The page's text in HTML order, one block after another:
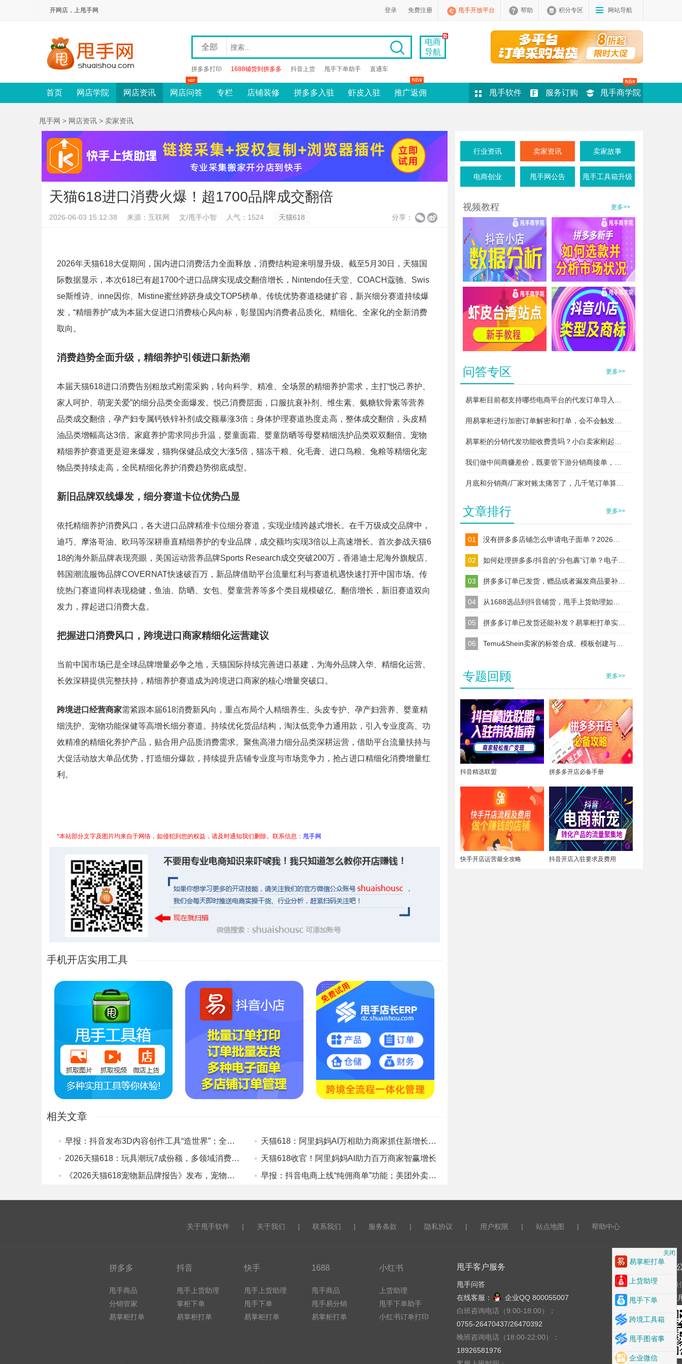
开网店，上甩手网 登录 免费注册 甩手开放平台 帮助 积分专区 网站导航
全部
拼多多打印 1688铺货到拼多多 抖音上货 甩手下单助手 直通车
电商
导航
首页 网店学院 网店资讯 网店问答 专栏 店铺装修 拼多多入驻 虾皮入驻 推广返佣 甩手软件 服务订购 甩手商学院
甩手网 > 网店资讯 > 卖家资讯
天猫618进口消费火爆！超1700品牌成交翻倍
2026-06-03 15:12:38 来源：互联网 文/甩手小智 人气：1524 天猫618 分享：
2026年天猫618大促期间，国内进口消费活力全面释放，消费结构迎来明显升级。截至5月30日，天猫国
际数据显示，本次618已有超1700个进口品牌实现成交翻倍增长，Nintendo任天堂、COACH蔻驰、Swis
se斯维诗、inne因你、Mistine蜜丝婷跻身成交TOP5榜单。传统优势赛道稳健扩容，新兴细分赛道持续爆
发，“精细养护”成为本届大促进口消费核心风向标，彰显国内消费者品质化、精细化、全家化的全新消费
取向。
消费趋势全面升级，精细养护引领进口新热潮
本届天猫618进口消费告别粗放式刚需采购，转向科学、精准、全场景的精细养护需求，主打“悦己养护、
家人呵护、萌宠关爱”的细分品类全面爆发。悦己消费层面，口服抗衰补剂、维生素、氨糖软骨素等营养
品类成交翻倍，孕产妇专属钙铁锌补剂成交额暴涨3倍；身体护理赛道热度走高，整体成交翻倍，头皮精
油品类增幅高达3倍。家庭养护需求同步升温，婴童面霜、婴童防晒等母婴精细洗护品类双双翻倍。宠物
精细养护赛道更是迎来爆发，猫狗保健品成交大涨5倍，猫冻干粮、化毛膏、进口鸟粮、兔粮等精细化宠
物品类持续走高，全民精细化养护消费趋势彻底成型。
新旧品牌双线爆发，细分赛道卡位优势凸显
依托精细养护消费风口，各大进口品牌精准卡位细分赛道，实现业绩跨越式增长。在千万级成交品牌中，
迪巧、摩洛哥油、欧玛等深耕垂直精细养护的专业品牌，成交额均实现3倍以上高速增长。首次参战天猫6
18的海外新品牌表现亮眼，美国运动营养品牌Sports Research成交突破200万，香港迪士尼海外旗舰店、
韩国潮流服饰品牌COVERNAT快速破百万，新品牌借助平台流量红利与赛道机遇快速打开中国市场。传
统热门赛道同样表现稳健，鱼油、防晒、女包、婴童营养等多个类目规模破亿、翻倍增长，新旧赛道双向
发力，撑起进口消费大盘。
把握进口消费风口，跨境进口商家精细化运营建议
当前中国市场已是全球品牌增量必争之地，天猫国际持续完善进口基建，为海外品牌入华、精细化运营、
长效深耕提供完整扶持，精细养护赛道成为跨境进口商家的核心增量突破口。
跨境进口经营商家需紧跟本届618消费新风向，重点布局个人精细养生、头皮专护、孕产妇营养、婴童精
细洗护、宠物功能保健等高增长细分赛道。持续优化货品结构，淘汰低竞争力通用款，引入专业度高、功
效精准的精细化养护产品，贴合用户品质消费需求。聚焦高潜力细分品类深耕运营，借助平台流量扶持与
大促活动放大单品优势，打造细分爆款，持续提升店铺专业度与市场竞争力，抢占进口精细化消费增量红
利。
*本站部分文字及图片均来自于网络，如侵犯到您的权益，请及时通知我们删除。联系信息： 甩手网
手机开店实用工具
相关文章
早报：抖音发布3D内容创作工具“造世界”；全链路电商平台Shopaza正式推出
天猫618：阿里妈妈AI万相助力商家抓住新增长机会
2026天猫618：玩具潮玩7成份额，多领域消费爆发！
天猫618收官！阿里妈妈AI助力百万商家智赢增长
《2026天猫618宠物新品牌报告》发布，宠物赛道成主流！
早报：抖音电商上线“纯佣商单”功能；美团外卖将试行商家“店铺分”新规则
行业资讯 卖家资讯 卖家故事
电商创业 甩手网公告 甩手工具箱升级
视频教程 更多>>
抖音小店数据分析 拼多多新手如何选款并分析市场状况
问答专区 更多>>
文章排行 更多>>
01
02
03
04
05
06
专题回顾 更多>>
抖音精选联盟 拼多多开店必备手册
快手开店运营最全攻略 抖音开店入驻要求及费用
关于甩手软件 | 关于我们 | 联系我们 | 服务条款 | 隐私协议 | 用户权限 | 站点地图 | 帮助中心
拼多多
甩手商品
分销管家
易掌柜打单
抖音
甩手上货助理
掌柜下单
易掌柜打单
快手
甩手上货助理
甩手下单
易掌柜打单
1688
甩手商品
甩手易分销
易掌柜打单
小红书
上货助理
甩手下单助手
小红书订单打印
甩手客户服务
甩手问答
在线客服：
企业QQ 800055007
白班咨询电话（9:00-18:00）：
0755-26470437/26470392
晚班咨询电话（18:00-22:00）：
18926581976
关注
关闭
易掌柜打单
上货助理
甩手下单
跨境工具箱
甩手图省事
企业微信